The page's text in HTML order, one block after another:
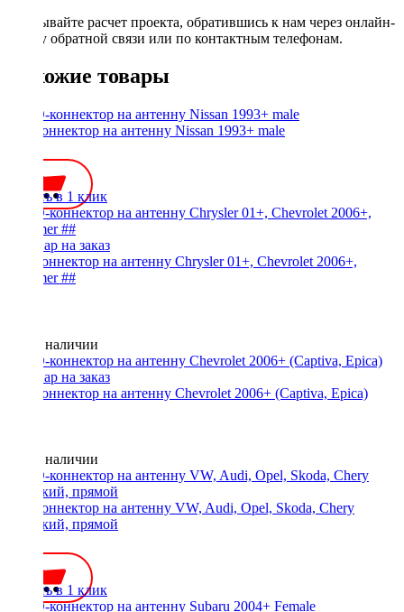
Заказывайте расчет проекта, обратившись к нам через онлайн-
форму обратной связи или по контактным телефонам.
Похожие товары
ISO-коннектор на антенну Nissan 1993+ male
Купить в 1 клик
ISO-коннектор на антенну Chrysler 01+, Chevrolet 2006+,
Hummer ##
Нет в наличии
ISO-коннектор на антенну Chevrolet 2006+ (Captiva, Epica)
Нет в наличии
ISO-коннектор на антенну VW, Audi, Opel, Skoda, Chery
короткий, прямой
Купить в 1 клик